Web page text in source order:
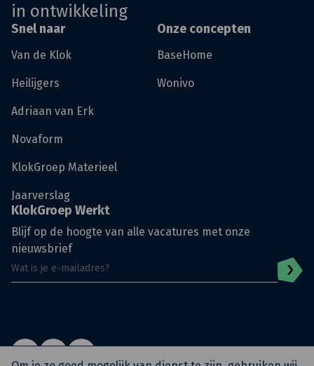
in ontwikkeling
Snel naar
Van de Klok
Heilijgers
Adriaan van Erk
Novaform
KlokGroep Materieel
Jaarverslag
Onze concepten
BaseHome
Wonivo
KlokGroep Werkt
Blijf op de hoogte van alle vacatures met onze
nieuwsbrief